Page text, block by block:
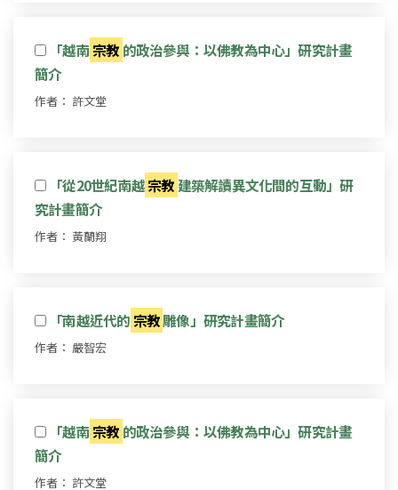
「越南 宗教 的政治參與：以佛教為中心」研究計畫
簡介
作者： 許文堂
「從20世紀南越宗教 建築解讀異文化間的互動」研
究計畫簡介
作者： 黃蘭翔
「南越近代的 宗教雕像」研究計畫簡介
作者： 嚴智宏
「越南 宗教 的政治參與：以佛教為中心」研究計畫
簡介
作者： 許文堂